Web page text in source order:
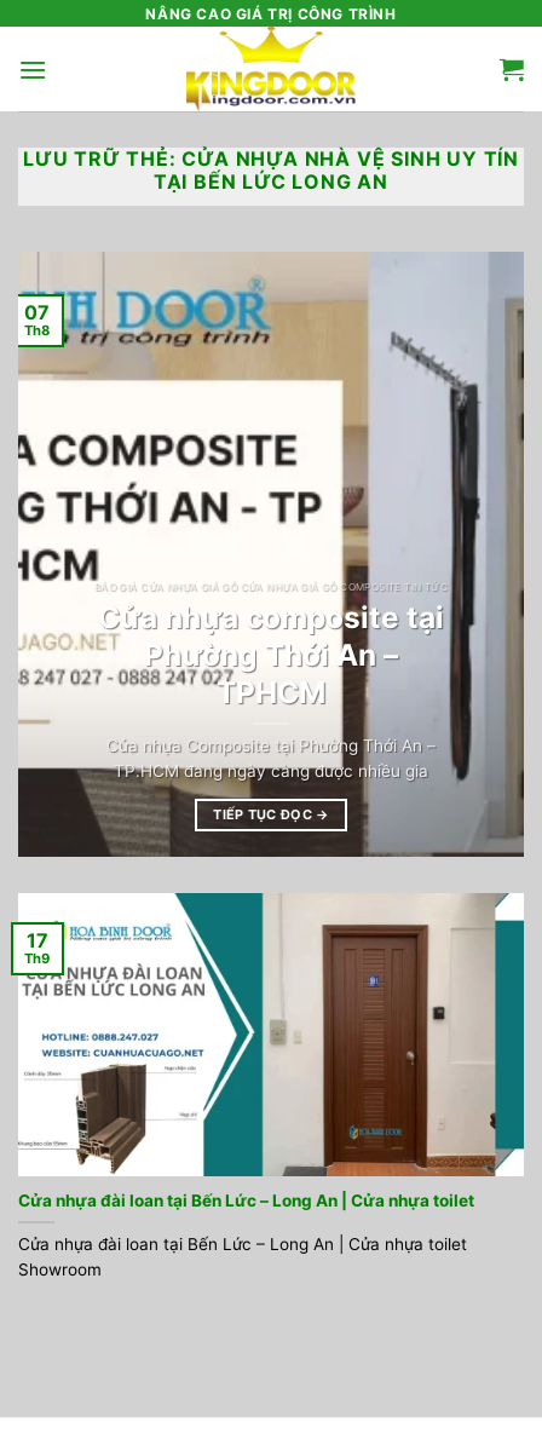
nội
NÂNG CAO GIÁ TRỊ CÔNG TRÌNH
LƯU TRỮ THẺ:CỬA NHỰA NHÀ VỆ SINH UY TÍN
TẠI BẾN LỨC LONG AN
BÁO GIÁ CỬA NHỰA GIẢ GỖ CỬA NHỰA GIẢ GỖ COMPOSITE TIN TỨC
Cửa nhựa composite tại
Phường Thới An –
TPHCM
Cửa nhựa Composite tại Phường Thới An –
TP.HCM đang ngày càng được nhiều gia
TIẾP TỤC ĐỌC →
07
Th8
Cửa nhựa đài loan tại Bến Lức – Long An | Cửa nhựa toilet
Cửa nhựa đài loan tại Bến Lức – Long An | Cửa nhựa toilet
Showroom
17
Th9